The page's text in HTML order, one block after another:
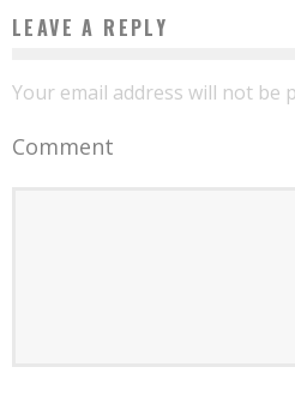
LEAVE A REPLY
Your email address will not be
Comment